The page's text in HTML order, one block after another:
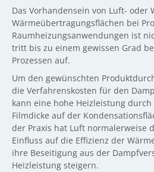
Das Vorhandensein von Luft- oder
Wärmeübertragungsflächen bei
Raumheizungsanwendungen ist
tritt bis zu einem gewissen Grad
Prozessen auf.
Um den gewünschten
die Verfahrenskosten für den
kann eine hohe Heizleistung
Filmdicke auf der
der Praxis hat Luft normalerweise
Einfluss auf die Effizienz der
ihre Beseitigung aus der
Heizleistung steigern.